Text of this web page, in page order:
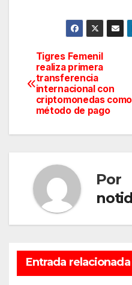
Navegación
de
entradas
Tigres Femenil
realiza primera
transferencia
internacional con
criptomonedas como
método de pago
Por
Entrada relacionada